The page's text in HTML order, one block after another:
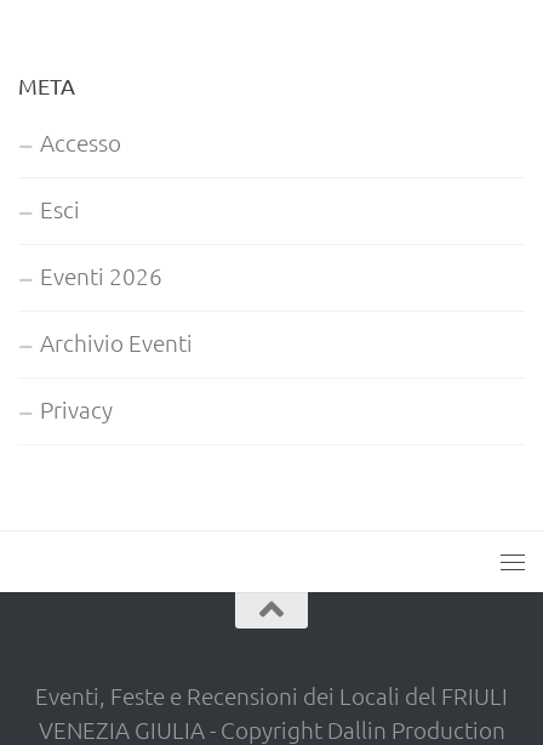
META
Accesso
Esci
Eventi 2026
Archivio Eventi
Privacy
Eventi, Feste e Recensioni dei Locali del FRIULI
VENEZIA GIULIA - Copyright Dallin Production